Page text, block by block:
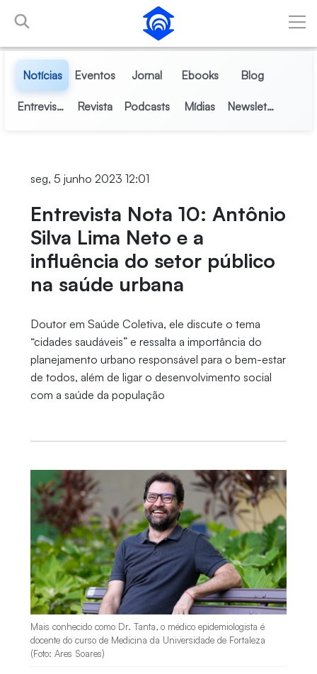
Pular para o Conteúdo principal
Notícias Eventos Jornal Ebooks Blog
Entrevistas Revista Podcasts Mídias Newsletter
seg, 5 junho 2023 12:01
Entrevista Nota 10: Antônio
Silva Lima Neto e a
influência do setor público
na saúde urbana
Doutor em Saúde Coletiva, ele discute o tema
“cidades saudáveis” e ressalta a importância do
planejamento urbano responsável para o bem-estar
de todos, além de ligar o desenvolvimento social
com a saúde da população
Mais conhecido como Dr. Tanta, o médico epidemiologista é
docente do curso de Medicina da Universidade de Fortaleza
(Foto: Ares Soares)